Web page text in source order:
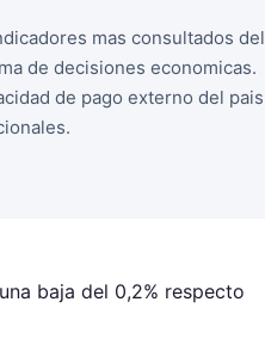
mas consultados del
de decisiones economicas.
de pago externo del pais
baja del 0,2% respecto